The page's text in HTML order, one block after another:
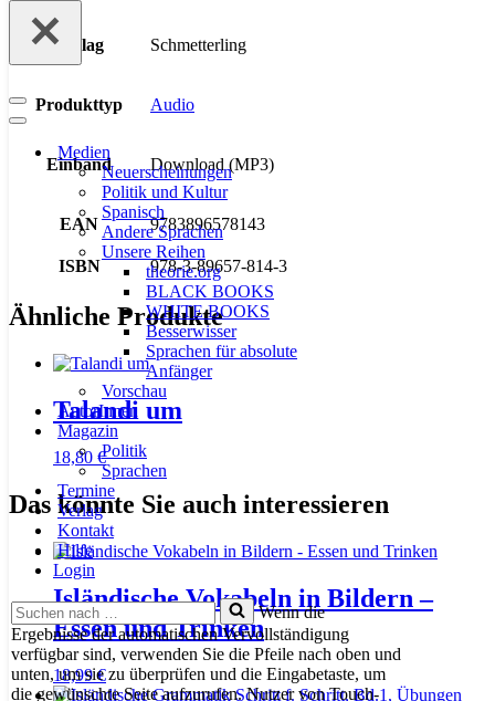
Navigationsmenü
Navigationsmenü
Medien
Neuerscheinungen
Politik und Kultur
Spanisch
Andere Sprachen
Unsere Reihen
theorie.org
BLACK BOOKS
WHITE BOOKS
Besserwisser
Sprachen für absolute
Anfänger
Vorschau
AutorInnen
Magazin
Politik
Sprachen
Termine
Verlag
Kontakt
Hilfe
Login
Suchen
nach …
Wenn die
Ergebnisse der automatischen Vervollständigung
verfügbar sind, verwenden Sie die Pfeile nach oben und
unten, um sie zu überprüfen und die Eingabetaste, um
die gewünschte Seite aufzurufen. Nutzer von Touch-
Verlag Schmetterling
Produkttyp Audio
Einband Download (MP3)
EAN 9783896578143
ISBN 978-3-89657-814-3
Ähnliche Produkte
Talandi um
18,80 €
Das könnte Sie auch interessieren
Isländische Vokabeln in Bildern –
Essen und Trinken
18,99€